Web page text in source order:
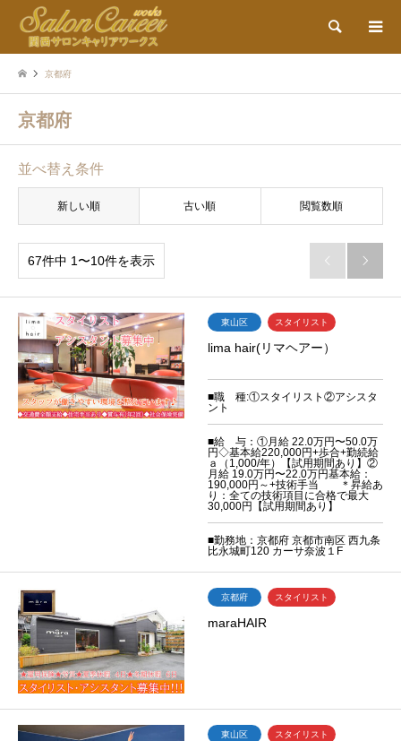
検索
京都府
京都府
並べ替え条件
新しい順 古い順 閲覧数順
67件中 1〜10件を表示  
東山区 スタイリスト
lima hair(リマヘアー）
■職 種:①スタイリスト②アシスタ
ント
■給 与：①月給 22.0万円〜50.0万
円◇基本給220,000円+歩合+勤続給
ａ（1,000/年）【試用期間あり】②
月給 19.0万円〜22.0万円基本給：
190,000円～+技術手当 ＊昇給あ
り：全ての技術項目に合格で最大
30,000円【試用期間あり】
■勤務地：京都府 京都市南区 西九条
比永城町120 カーサ奈波１F
京都府 スタイリスト
maraHAIR
東山区 スタイリスト